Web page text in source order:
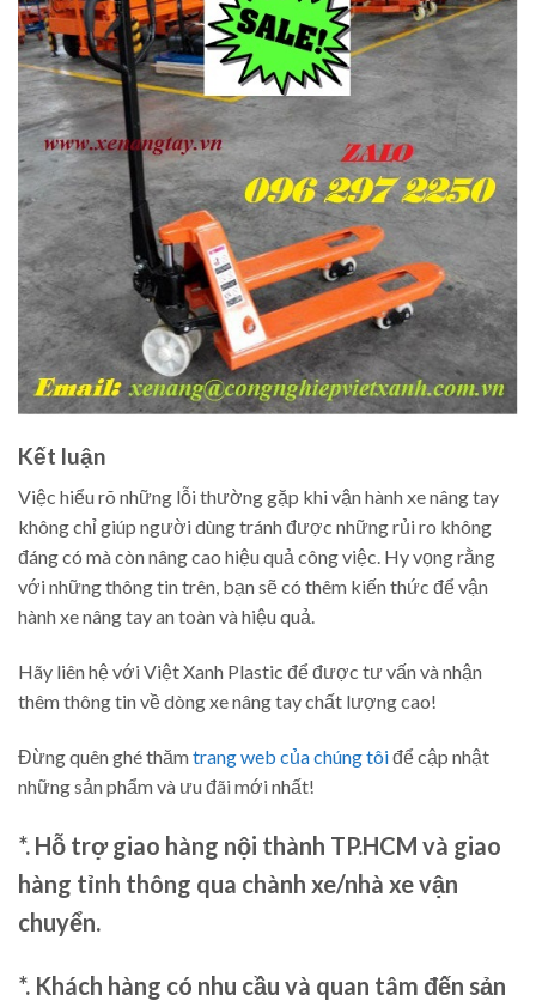
Kết luận
Việc hiểu rõ những lỗi thường gặp khi vận hành xe nâng tay
không chỉ giúp người dùng tránh được những rủi ro không
đáng có mà còn nâng cao hiệu quả công việc. Hy vọng rằng
với những thông tin trên, bạn sẽ có thêm kiến thức để vận
hành xe nâng tay an toàn và hiệu quả.
Hãy liên hệ với Việt Xanh Plastic để được tư vấn và nhận
thêm thông tin về dòng xe nâng tay chất lượng cao!
Đừng quên ghé thămtrang web của chúng tôiđể cập nhật
những sản phẩm và ưu đãi mới nhất!
*. Hỗ trợ giao hàng nội thành TP.HCM và giao
hàng tỉnh thông qua chành xe/nhà xe vận
chuyển.
*. Khách hàng có nhu cầu và quan tâm đến sản